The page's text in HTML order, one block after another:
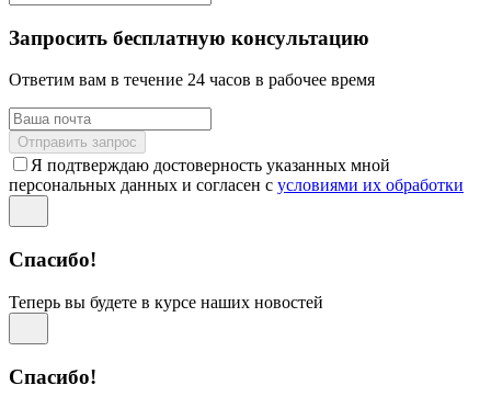
Запросить бесплатную консультацию
Ответим вам в течение 24 часов в рабочее время
Отправить запрос
Я подтверждаю достоверность указанных мной
персональных данных и согласен с условиями их обработки
Спасибо!
Теперь вы будете в курсе наших новостей
Спасибо!